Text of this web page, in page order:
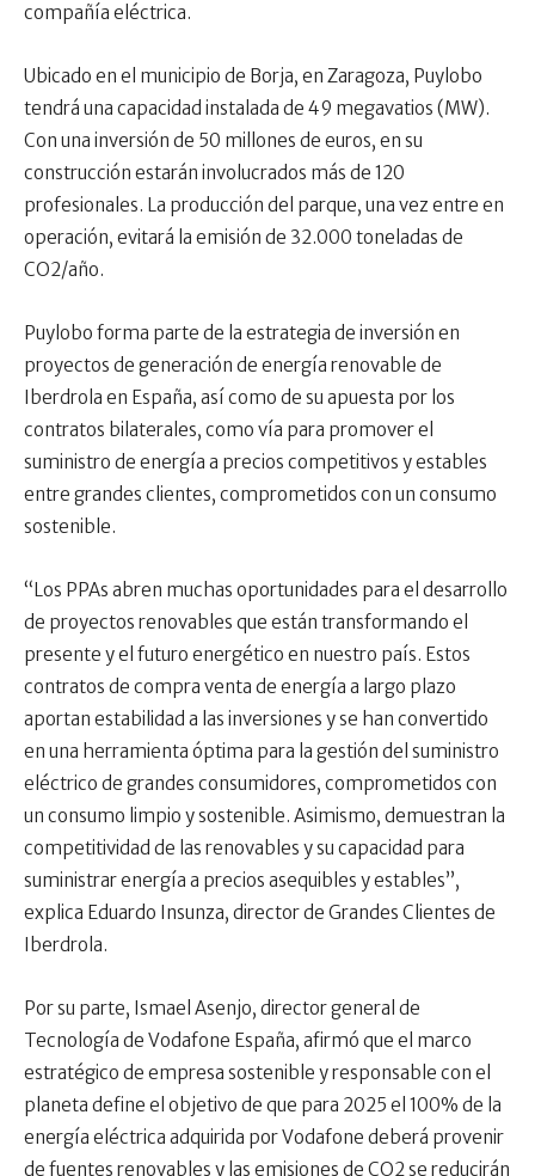
compañía eléctrica.
Ubicado en el municipio de Borja, en Zaragoza, Puylobo
tendrá una capacidad instalada de 49 megavatios (MW).
Con una inversión de 50 millones de euros, en su
construcción estarán involucrados más de 120
profesionales. La producción del parque, una vez entre en
operación, evitará la emisión de 32.000 toneladas de
CO2/año.
Puylobo forma parte de la estrategia de inversión en
proyectos de generación de energía renovable de
Iberdrola en España, así como de su apuesta por los
contratos bilaterales, como vía para promover el
suministro de energía a precios competitivos y estables
entre grandes clientes, comprometidos con un consumo
sostenible.
“Los PPAs abren muchas oportunidades para el desarrollo
de proyectos renovables que están transformando el
presente y el futuro energético en nuestro país. Estos
contratos de compra venta de energía a largo plazo
aportan estabilidad a las inversiones y se han convertido
en una herramienta óptima para la gestión del suministro
eléctrico de grandes consumidores, comprometidos con
un consumo limpio y sostenible. Asimismo, demuestran la
competitividad de las renovables y su capacidad para
suministrar energía a precios asequibles y estables”,
explica Eduardo Insunza, director de Grandes Clientes de
Iberdrola.
Por su parte, Ismael Asenjo, director general de
Tecnología de Vodafone España, afirmó que el marco
estratégico de empresa sostenible y responsable con el
planeta define el objetivo de que para 2025 el 100% de la
energía eléctrica adquirida por Vodafone deberá provenir
de fuentes renovables y las emisiones de CO2 se reducirán